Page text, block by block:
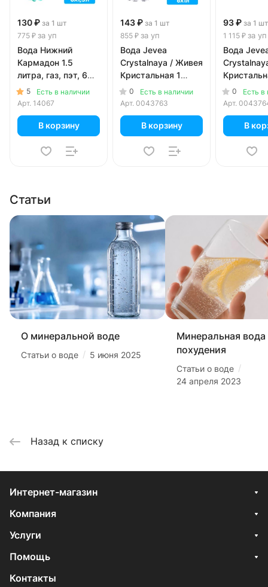
130 ₽ за 1 шт
775 ₽ за уп
Вода Нижний
Кармадон 1.5
литра, газ, пэт, 6
шт. в уп.
5
Есть в наличии
Арт. 14067
В корзину
143 ₽ за 1 шт
855 ₽ за уп
Вода Jevea
Crystalnaya / Живея
Кристальная 1
литр, газ, пэт, 6 шт.
в уп.
0
Есть в наличии
Арт. 0043763
В корзину
93 ₽ за 1 шт
1 115 ₽ за уп
Вода
литра,
шт. в уп.
0
Есть в
Арт.
В
Статьи
О минеральной воде
Статьи о воде / 5 июня 2025
Минеральная вода
похудения
Статьи о воде /
24 апреля 2023
Назад к списку
Интернет-магазин
Компания
Услуги
Помощь
Контакты